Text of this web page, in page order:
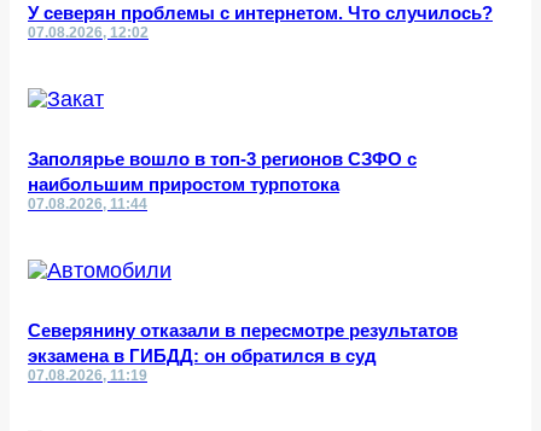
У северян проблемы с интернетом. Что случилось?
07.08.2026, 12:02
Заполярье вошло в топ-3 регионов СЗФО с
наибольшим приростом турпотока
07.08.2026, 11:44
Северянину отказали в пересмотре результатов
экзамена в ГИБДД: он обратился в суд
07.08.2026, 11:19